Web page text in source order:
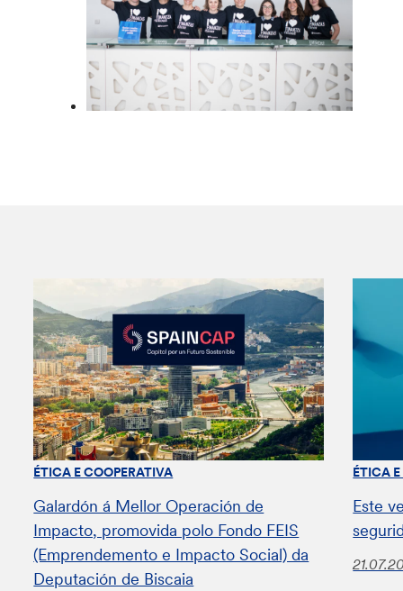
ÉTICA E COOPERATIVA
Galardón á Mellor Operación de
Impacto, promovida polo Fondo FEIS
(Emprendemento e Impacto Social) da
Deputación de Biscaia
ÉTICA
Este